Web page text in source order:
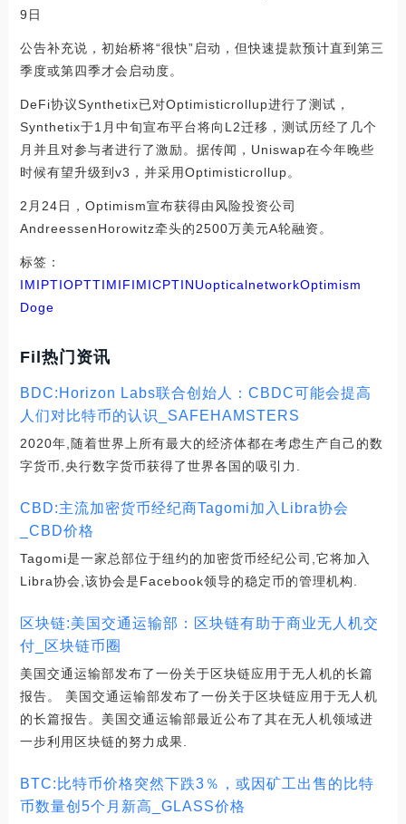
9日
公告补充说，初始桥将“很快”启动，但快速提款预计直到第三
季度或第四季才会启动度。
DeFi协议Synthetix已对Optimisticrollup进行了测试，
Synthetix于1月中旬宣布平台将向L2迁移，测试历经了几个
月并且对参与者进行了激励。据传闻，Uniswap在今年晚些
时候有望升级到v3，并采用Optimisticrollup。
2月24日，Optimism宣布获得由风险投资公司
AndreessenHorowitz牵头的2500万美元A轮融资。
标签：
IMIPTIOPTTIMIFIMICPTINUopticalnetworkOptimism
Doge
Fil热门资讯
BDC:Horizon Labs联合创始人：CBDC可能会提高
人们对比特币的认识_SAFEHAMSTERS
2020年,随着世界上所有最大的经济体都在考虑生产自己的数
字货币,央行数字货币获得了世界各国的吸引力.
CBD:主流加密货币经纪商Tagomi加入Libra协会
_CBD价格
Tagomi是一家总部位于纽约的加密货币经纪公司,它将加入
Libra协会,该协会是Facebook领导的稳定币的管理机构.
区块链:美国交通运输部：区块链有助于商业无人机交
付_区块链币圈
美国交通运输部发布了一份关于区块链应用于无人机的长篇
报告。 美国交通运输部发布了一份关于区块链应用于无人机
的长篇报告。美国交通运输部最近公布了其在无人机领域进
一步利用区块链的努力成果.
BTC:比特币价格突然下跌3％，或因矿工出售的比特
币数量创5个月新高_GLASS价格